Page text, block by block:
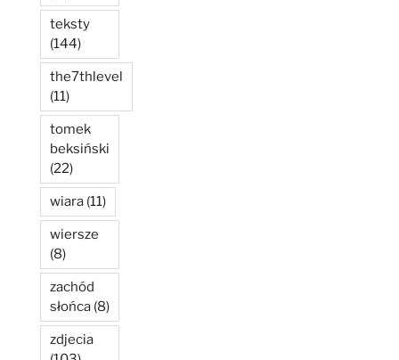
teksty
(144)
the7thlevel
(11)
tomek
beksiński
(22)
wiara (11)
wiersze
(8)
zachód
słońca (8)
zdjecia